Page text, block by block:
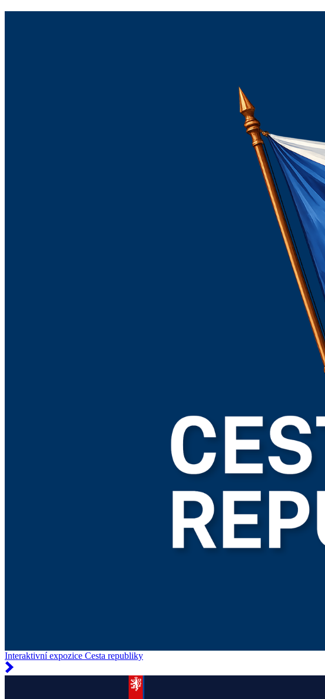
Interaktivní expozice Cesta republiky